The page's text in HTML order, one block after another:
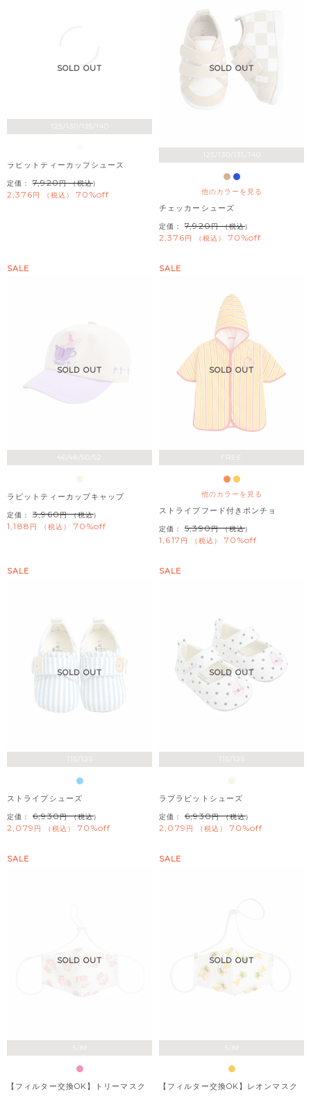
125/130/135/140
SOLD OUT
ラビットティーカップシューズ
定価： 7,920 （税込）
2,376 税込 70%off
125/130/135/140
他のカラーを見る
SOLD OUT
チェッカーシューズ
定価： 7,920 （税込）
2,376 税込 70%off
46/48/50/52
SOLD OUT
SALE
ラビットティーカップキャップ
定価： 3,960 （税込）
1,188 税込 70%off
FREE
他のカラーを見る
SOLD OUT
SALE
ストライプフード付きポンチョ
定価： 5,390 （税込）
1,617 税込 70%off
SOLD OUT
SALE
ストライプシューズ
定価： 6,930 （税込）
2,079 税込 70%off
SOLD OUT
SALE
ラブラビットシューズ
定価： 6,930 （税込）
2,079 税込 70%off
S/M
SOLD OUT
SALE
【フィルター交換OK】トリーマスク
S/M
SOLD OUT
SALE
【フィルター交換OK】レオンマスク